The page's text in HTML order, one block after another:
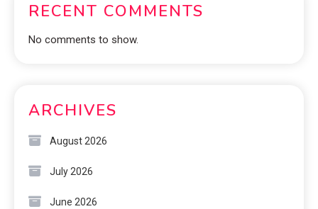
RECENT COMMENTS
No comments to show.
ARCHIVES
August 2026
July 2026
June 2026